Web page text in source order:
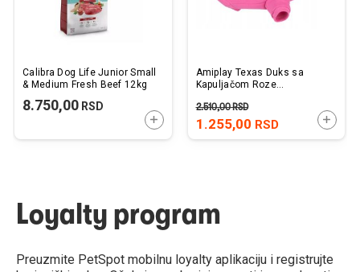
Calibra Dog Life Junior Small
& Medium Fresh Beef 12kg
8.750,00 RSD
DODAJTE U KORPU
Amiplay Texas Duks sa
Kapuljačom Roze
1.255,00 RSD
2.510,00RSD
Loyalty program
Preuzmite PetSpot mobilnu loyalty aplikaciju i registrujte